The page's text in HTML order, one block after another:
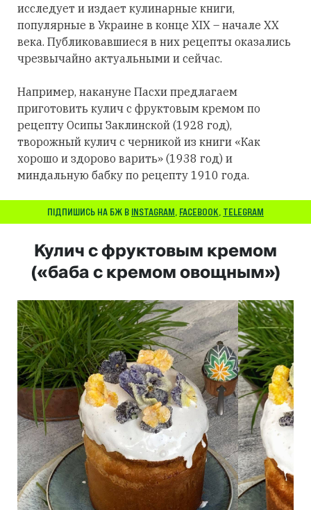
исследует и издает кулинарные книги,
популярные в Украине в конце XIX – начале XX
века. Публиковавшиеся в них рецепты оказались
чрезвычайно актуальными и сейчас.
Например, накануне Пасхи предлагаем
приготовить кулич с фруктовым кремом по
рецепту Осипы Заклинской (1928 год),
творожный кулич с черникой из книги «Как
хорошо и здорово варить» (1938 год) и
миндальную бабку по рецепту 1910 года.
ПІДПИШИСЬ НА БЖ В INSTAGRAM, FACEBOOK, TELEGRAM
Кулич с фруктовым кремом
(«баба с кремом овощным»)